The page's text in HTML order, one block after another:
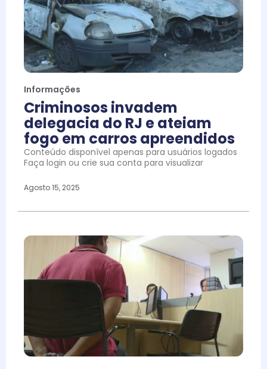
Informações
Criminosos invadem
delegacia do RJ e ateiam
fogo em carros apreendidos
Conteúdo disponível apenas para usuários logados
Faça login ou crie sua conta para visualizar
Agosto 15, 2025